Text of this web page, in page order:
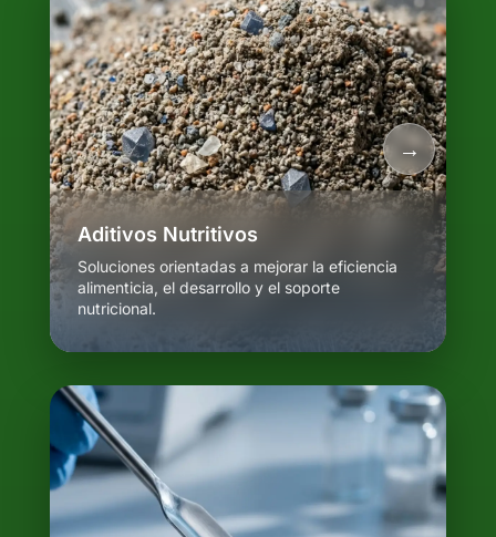
Aditivos Nutritivos
Soluciones orientadas a mejorar la eficiencia
alimenticia, el desarrollo y el soporte
nutricional.